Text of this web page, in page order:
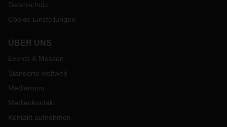
Datenschutz
Cookie Einstellungen
ÜBER UNS
Events & Messen
Standorte weltweit
Mediaroom
Medienkontakt
Kontakt aufnehmen